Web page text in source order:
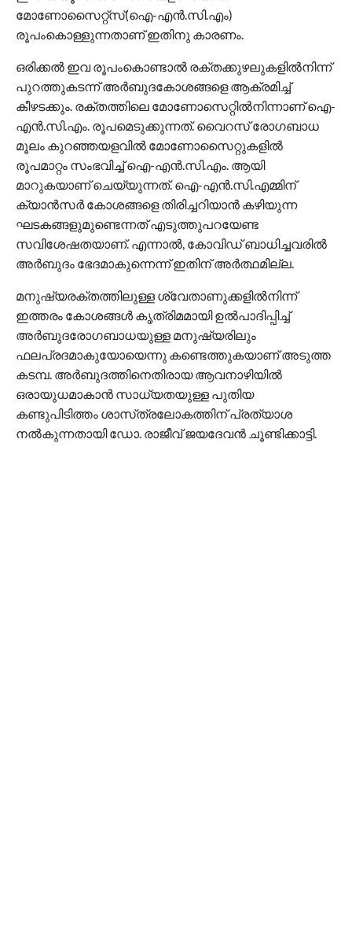
മോണോസൈറ്റ്‌സ്(ഐ-എന്‍.സി.എം)
രൂപംകൊള്ളുന്നതാണ്‌ ഇതിനു കാരണം.
ഒരിക്കല്‍ ഇവ രൂപംകൊണ്ടാല്‍ രക്‌തക്കുഴലുകളില്‍നിന്ന്‌
പുറത്തുകടന്ന്‌ അര്‍ബുദകോശങ്ങളെ ആക്രമിച്ച്‌
കീഴടക്കും. രക്‌തത്തിലെ മോണോസെറ്റില്‍നിന്നാണ്‌ ഐ-
എന്‍.സി.എം. രൂപമെടുക്കുന്നത്‌. വൈറസ്‌ രോഗബാധ
മൂലം കുറഞ്ഞയളവില്‍ മോണോസൈറ്റുകളില്‍
രൂപമാറ്റം സംഭവിച്ച്‌ ഐ-എന്‍.സി.എം. ആയി
മാറുകയാണ്‌ ചെയ്യുന്നത്‌. ഐ-എന്‍.സി.എമ്മിന്‌
ക്യാന്‍സര്‍ കോശങ്ങളെ തിരിച്ചറിയാന്‍ കഴിയുന്ന
ഘടകങ്ങളുമുണ്ടെന്നത്‌ എടുത്തുപറയേണ്ട
സവിശേഷതയാണ്‌. എന്നാല്‍, കോവിഡ്‌ ബാധിച്ചവരില്‍
അര്‍ബുദം ഭേദമാകുന്നെന്ന്‌ ഇതിന്‌ അര്‍ത്ഥമില്ല.
മനുഷ്യരക്‌തത്തിലുള്ള ശ്വേതാണുക്കളില്‍നിന്ന്‌
ഇത്തരം കോശങ്ങള്‍ കൃത്രിമമായി ഉല്‍പാദിപ്പിച്ച്‌
അര്‍ബുദരോഗബാധയുള്ള മനുഷ്യരിലും
ഫലപ്രദമാകുയോയെന്നു കണ്ടെത്തുകയാണ്‌ അടുത്ത
കടമ്പ. അര്‍ബുദത്തിനെതിരായ ആവനാഴിയില്‍
ഒരായുധമാകാന്‍ സാധ്യതയുള്ള പുതിയ
കണ്ടുപിടിത്തം ശാസ്‌ത്രലോകത്തിന്‌ പ്രത്യാശ
നല്‍കുന്നതായി ഡോ. രാജീവ്‌ ജയദേവന്‍ ചൂണ്ടിക്കാട്ടി.